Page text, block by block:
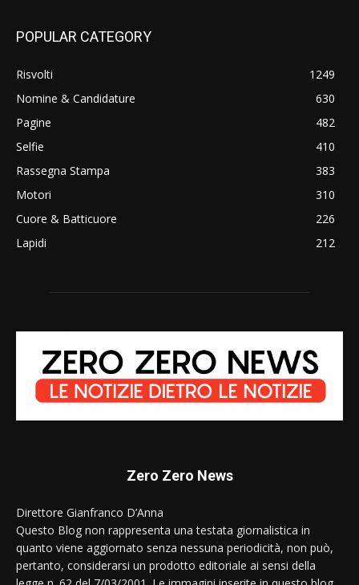
POPULAR CATEGORY
Risvolti
1249
Nomine & Candidature
630
Pagine
482
Selfie
410
Rassegna Stampa
383
Motori
310
Cuore & Batticuore
226
Lapidi
212
Zero Zero News
Direttore Gianfranco D’Anna
Questo Blog non rappresenta una testata giornalistica in
quanto viene aggiornato senza nessuna periodicità, non può,
pertanto, considerarsi un prodotto editoriale ai sensi della